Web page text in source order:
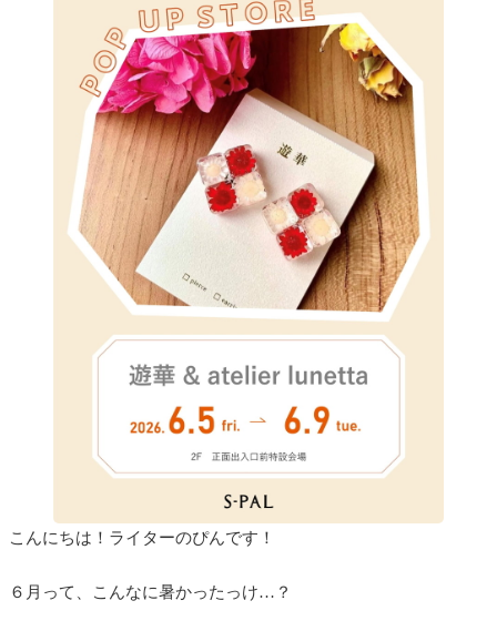
こんにちは！ライターのぴんです！
６月って、こんなに暑かったっけ…？